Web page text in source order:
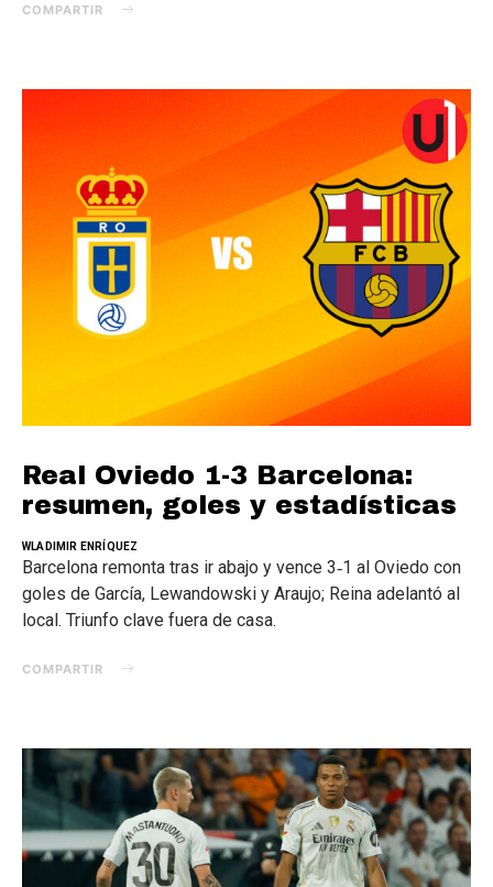
COMPARTIR
Real Oviedo 1-3 Barcelona:
resumen, goles y estadísticas
WLADIMIR ENRÍQUEZ
Barcelona remonta tras ir abajo y vence 3‑1 al Oviedo con
goles de García, Lewandowski y Araujo; Reina adelantó al
local. Triunfo clave fuera de casa.
COMPARTIR